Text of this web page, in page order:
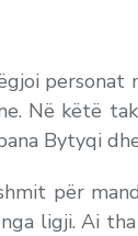
Në këtë
Bytyqi
për
ligji. Ai